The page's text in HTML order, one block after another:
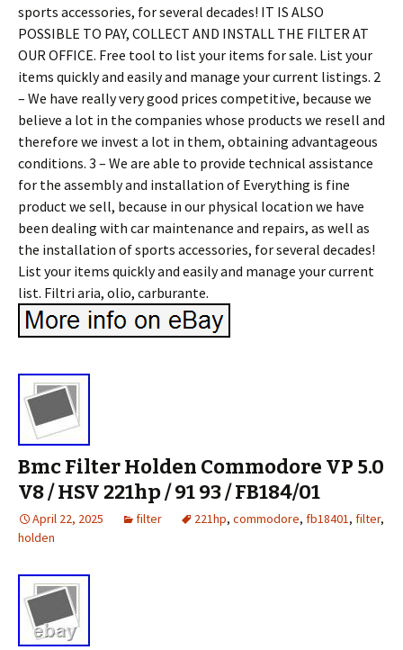
sports accessories, for several decades! IT IS ALSO
POSSIBLE TO PAY, COLLECT AND INSTALL THE FILTER AT
OUR OFFICE. Free tool to list your items for sale. List your
items quickly and easily and manage your current listings. 2
– We have really very good prices competitive, because we
believe a lot in the companies whose products we resell and
therefore we invest a lot in them, obtaining advantageous
conditions. 3 – We are able to provide technical assistance
for the assembly and installation of Everything is fine
product we sell, because in our physical location we have
been dealing with car maintenance and repairs, as well as
the installation of sports accessories, for several decades!
List your items quickly and easily and manage your current
list. Filtri aria, olio, carburante.
Bmc Filter Holden Commodore VP 5.0
V8 / HSV 221hp / 91 93 / FB184/01
April 22, 2025 filter 221hp, commodore, fb18401, filter,
holden